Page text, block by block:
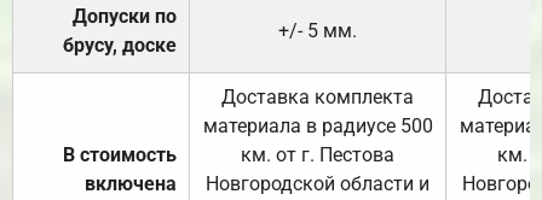
Допуски по
брусу, доске
+/- 5 мм.
В стоимость
включена
Доставка комплекта
материала в радиусе 500
км. от г. Пестова
Новгородской области и
км.